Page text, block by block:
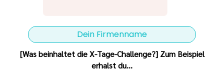
Dein Firmenname
[Was beinhaltet die X-Tage-Challenge?] Zum Beispiel
erhalst du…